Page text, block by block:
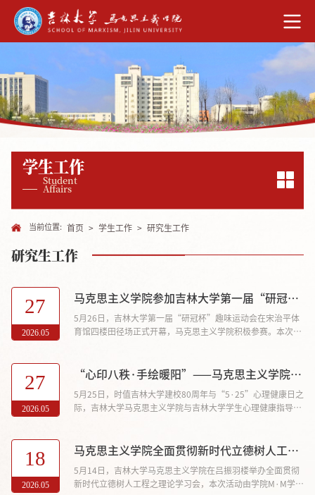
学生工作
Student
Affairs
当前位置: 首页 > 学生工作 > 研究生工作
研究生工作
27
2026.05
马克思主义学院参加吉林大学第一届“研冠杯”趣味运动会
5月26日，吉林大学第一届“研冠杯”趣味运动会在宋治平体
育馆四楼田径场正式开幕，马克思主义学院积极参赛。本次赛
中位列第十，荣获“势不可挡”奖。同学们表示，将带着这份
27
2026.05
“心印八秩·手绘暖阳”——马克思主义学院“校园祝福墙”活动
5月25日，时值吉林大学建校80周年与“5·25”心理健康日之
际，吉林大学马克思主义学院与吉林大学学生心理健康指导中
全校学生开放。活动现场，工作人员准备了彩色颜料、防护手
掌蘸取颜料后在祝福墙上留下手印。彩色手印层层相叠，渐次
铺满墙面。部分同学在...
18
2026.05
马克思主义学院全面贯彻新时代立德树人工程之理论学习会 （2026年第2期）
5月14日，吉林大学马克思主义学院在吕振羽楼举办全面贯彻
新时代立德树人工程之理论学习会，本次活动由学院M·M学习